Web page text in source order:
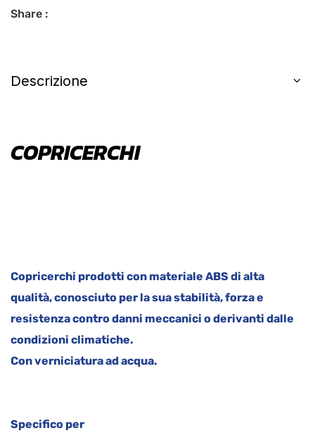
Share :
Descrizione
COPRICERCHI
Copricerchi prodotti con materiale ABS di alta
qualità, conosciuto per la sua stabilità, forza e
resistenza contro danni meccanici o derivanti dalle
condizioni climatiche.
Con verniciatura ad acqua.
Specifico per